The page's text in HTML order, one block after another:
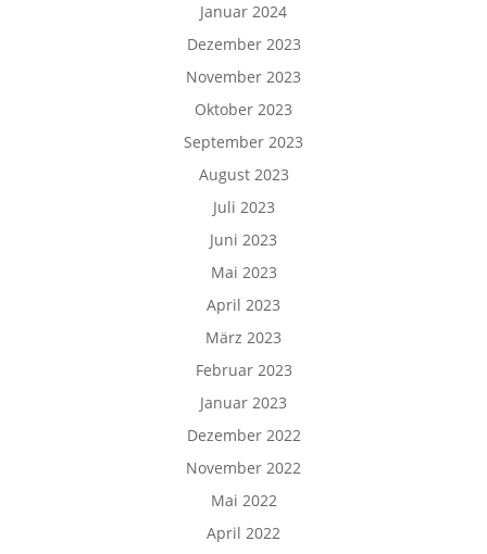
Januar 2024
Dezember 2023
November 2023
Oktober 2023
September 2023
August 2023
Juli 2023
Juni 2023
Mai 2023
April 2023
März 2023
Februar 2023
Januar 2023
Dezember 2022
November 2022
Mai 2022
April 2022